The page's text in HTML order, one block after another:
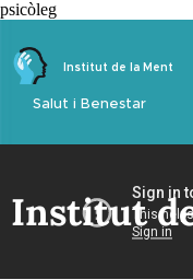
psicòleg
Institut de la Ment
Salut i Benestar
Institut